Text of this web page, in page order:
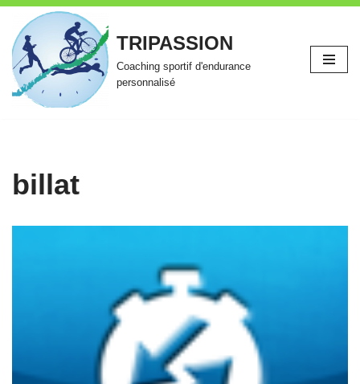
Aller
au
contenu
TRIPASSION
Coaching sportif d'endurance
personnalisé
billat